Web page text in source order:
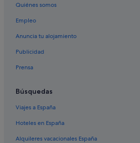
Hoteles de 3 estrellas en San Julián
Caserío Barra Salada hoteles
Sonsonate hoteles
Quiénes somos
Empleo
Anuncia tu alojamiento
Publicidad
Prensa
Búsquedas
Viajes a España
Hoteles en España
Alquileres vacacionales España